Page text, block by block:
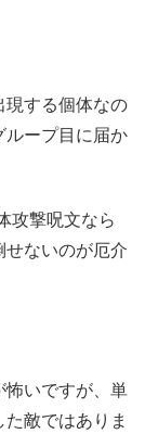
現する個体なの
ループ目に届か
攻撃呪文なら
せないのが厄介
怖いですが、単
敵ではありま